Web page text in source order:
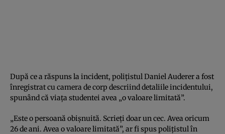
După ce a răspuns la incident, polițistul Daniel Auderer a fost
înregistrat cu camera de corp descriind detaliile incidentului,
spunând că viața studentei avea „o valoare limitată”.
„Este o persoană obișnuită. Scrieți doar un cec. Avea oricum
26 de ani. Avea o valoare limitată”, ar fi spus polițistul în